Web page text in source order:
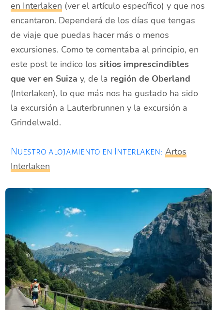
en Interlaken (ver el artículo específico) y que nos
encantaron. Dependerá de los días que tengas
de viaje que puedas hacer más o menos
excursiones. Como te comentaba al principio, en
este post te indico lossitios imprescindibles
que ver en Suiza y, de la región de Oberland
(Interlaken), lo que más nos ha gustado ha sido
la excursión a Lauterbrunnen y la excursión a
Grindelwald.
Nuestro alojamiento en Interlaken: Artos
Interlaken